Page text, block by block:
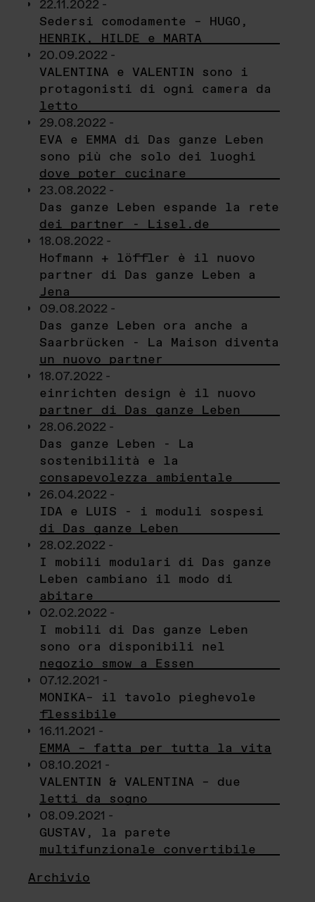
22.11.2022 -
Sedersi comodamente – HUGO,
HENRIK, HILDE e MARTA
20.09.2022 -
VALENTINA e VALENTIN sono i
protagonisti di ogni camera da
letto
29.08.2022 -
EVA e EMMA di Das ganze Leben
sono più che solo dei luoghi
dove poter cucinare
23.08.2022 -
Das ganze Leben espande la rete
dei partner - Lisel.de
18.08.2022 -
Hofmann + löffler è il nuovo
partner di Das ganze Leben a
Jena
09.08.2022 -
Das ganze Leben ora anche a
Saarbrücken - La Maison diventa
un nuovo partner
18.07.2022 -
einrichten design è il nuovo
partner di Das ganze Leben
28.06.2022 -
Das ganze Leben - La
sostenibilità e la
consapevolezza ambientale
26.04.2022 -
IDA e LUIS - i moduli sospesi
di Das ganze Leben
28.02.2022 -
I mobili modulari di Das ganze
Leben cambiano il modo di
abitare
02.02.2022 -
I mobili di Das ganze Leben
sono ora disponibili nel
negozio smow a Essen
07.12.2021 -
MONIKA– il tavolo pieghevole
flessibile
16.11.2021 -
EMMA – fatta per tutta la vita
08.10.2021 -
VALENTIN & VALENTINA – due
letti da sogno
08.09.2021 -
GUSTAV, la parete
multifunzionale convertibile
Archivio